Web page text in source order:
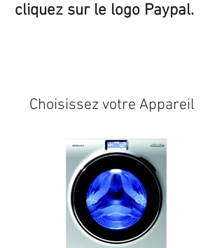
cliquez sur le logo Paypal.
Choisissez votre Appareil